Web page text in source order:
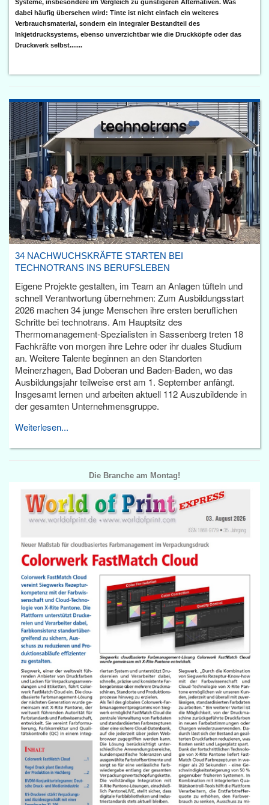
Systeme, insbesondere im Vergleich zu günstigeren Alternativen. Was
dabei häufig übersehen wird: Tinte ist nicht einfach ein weiteres
Verbrauchsmaterial, sondern ein integraler Bestandteil des
Inkjetdrucksystems, ebenso unverzichtbar wie die Druckköpfe oder das
Druckwerk selbst.......
34 NACHWUCHSKRÄFTE STARTEN BEI
TECHNOTRANS INS BERUFSLEBEN
Eigene Projekte gestalten, im Team an Anlagen tüfteln und
schnell Verantwortung übernehmen: Zum Ausbildungsstart
2026 machen 34 junge Menschen ihre ersten beruflichen
Schritte bei technotrans. Am Hauptsitz des
Thermomanagement-Spezialisten in Sassenberg treten 18
Fachkräfte von morgen ihre Lehre oder ihr duales Studium
an. Weitere Talente beginnen an den Standorten
Meinerzhagen, Bad Doberan und Baden-Baden, wo das
Ausbildungsjahr teilweise erst am 1. September anfängt.
Insgesamt lernen und arbeiten aktuell 112 Auszubildende in
der gesamten Unternehmensgruppe.
Weiterlesen...
Die Branche am Montag!